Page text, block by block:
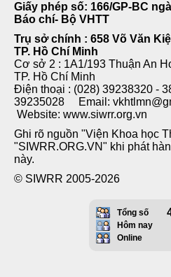
Giấy phép số: 166/GP-BC
Báo chí- Bộ VHTT
Trụ sở chính : 658 Võ Văn
TP. Hồ Chí Minh
Cơ sở 2 : 1A1/193 Thuận An
TP. Hồ Chí Minh
Điện thoại : (028) 39238320 -
39235028 Email:
Website: www.siwrr.org.vn
Ghi rõ nguồn "Viện Khoa học
"SIWRR.ORG.VN" khi phát
này.
© SIWRR 2005-2026
Tổng số
Hôm nay
Online